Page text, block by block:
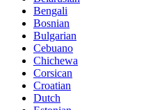
Bengali
Bosnian
Bulgarian
Cebuano
Chichewa
Corsican
Croatian
Dutch